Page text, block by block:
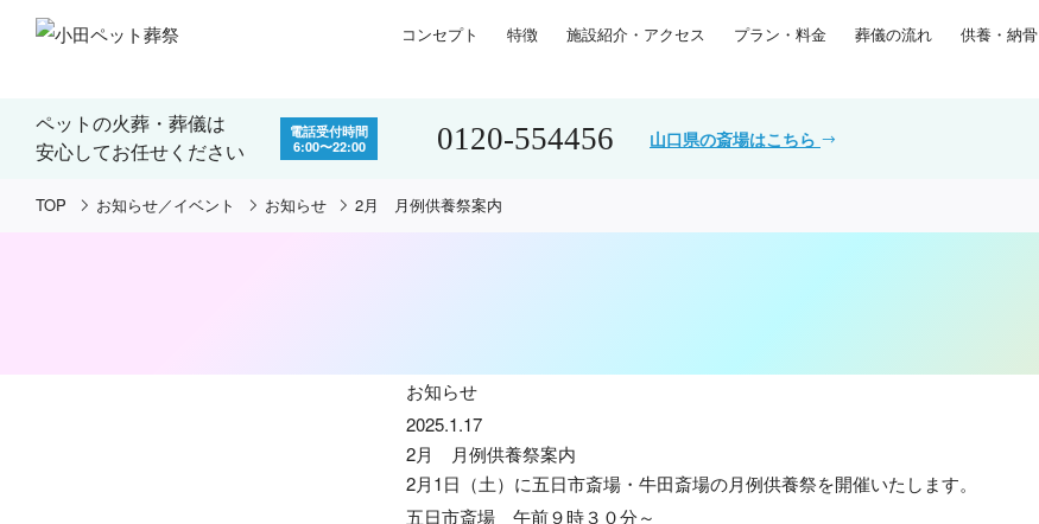
コンセプト 特徴 施設紹介・アクセス プラン・料金 葬儀の流れ 供養・納骨
ペットの火葬・葬儀は
安心してお任せください
電話受付時間
6:00〜22:00
0120-554456 山口県の斎場はこちら
TOP お知らせ／イベント お知らせ 2月 月例供養祭案内
お知らせ
2025.1.17
2月 月例供養祭案内
2月1日（土）に五日市斎場・牛田斎場の月例供養祭を開催いたします。
五日市斎場 午前９時３０分～